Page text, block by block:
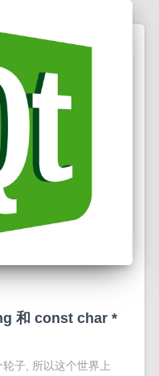
和 const char *
子, 所以这个世界上